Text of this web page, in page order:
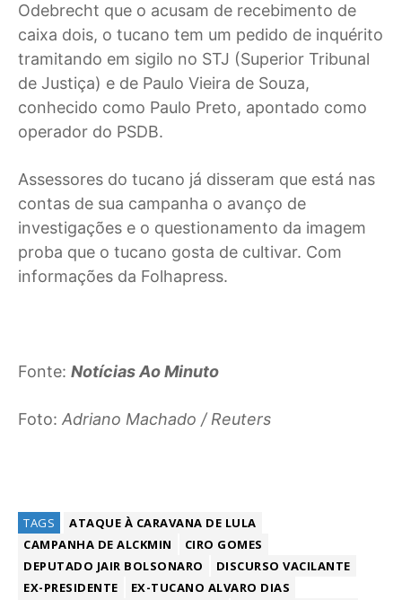
Odebrecht que o acusam de recebimento de
caixa dois, o tucano tem um pedido de inquérito
tramitando em sigilo no STJ (Superior Tribunal
de Justiça) e de Paulo Vieira de Souza,
conhecido como Paulo Preto, apontado como
operador do PSDB.
Assessores do tucano já disseram que está nas
contas de sua campanha o avanço de
investigações e o questionamento da imagem
proba que o tucano gosta de cultivar. Com
informações da Folhapress.
Fonte: Notícias Ao Minuto
Foto: Adriano Machado / Reuters
TAGS
ATAQUE À CARAVANA DE LULA
CAMPANHA DE ALCKMIN
CIRO GOMES
DEPUTADO JAIR BOLSONARO
DISCURSO VACILANTE
EX-PRESIDENTE
EX-TUCANO ALVARO DIAS